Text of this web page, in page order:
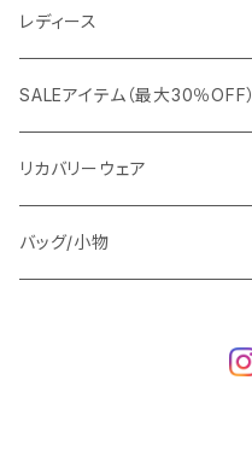
G-stage
TETEHOMME
TAION
フォーマル
Tシャツ/ポロシャツ
カジュアルジャケット
ビジネスジャケット
ブルゾン
コート
マウンテンパーカー/アウトドア
ダウン / 中綿アウター
ビジネス
セットアップ
ワイシャツ
カジュアル
ニット/Tシャツ/カットソー
スウェット/パーカー
アウター
レディース
アウター
トップス（ブラウス/カットソー）
ジャケット
SALEアイテム（最大30％OFF）
リカバリーウェア
バッグ/小物